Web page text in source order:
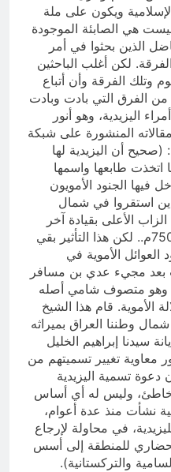
ويكون على ملة
هي الصابئة الموجودة
الذين بحثوا في أمر
لكن أغلب الباحثين
وتلك الفرقة وأن أتباع
من الفرق التي بادت وبادت
اليزيدية، وهو أنور
المنشورة على شبكة
أن اليزيدية لها
اتخذت طابعها واسمها
فيها الجنود الأمويون
والذين استقروا في شمال
الأعلى بقيادة آخر
خليفة أموي مروان الثاني في 750م.. لكن هذا التأثير بقي
العوائل الأموية في
بعد مجيء عدي بن مسافر
عنه في القرن 12م، وهو متصوف شامي أصله
الأموية. قام هذا الشيخ
شمال وطننا العراق بميراثه
سيدنا إبراهيم الخليل
معاوية تغيير تسميتهم من
دعوة تسمية اليزيدية
خاطئ، وليس له أي أساس
نشأت منذ عدة أعوام،
في محاولة لإرجاع
للمنطقة إلى أسس
والتركستانية).